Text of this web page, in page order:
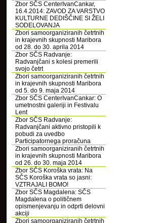
Zbor SČS CenterIvanCankar,
16.4.2014: ZAVOD ZA VARSTVO
KULTURNE DEDIŠČINE SI ŽELI
SODELOVANJA
Zbori samoorganiziranih četrtnih
in krajevnih skupnosti Maribora
od 28. do 30. aprila 2014
Zbor SČS Radvanje:
Radvanjčani s kolesi premerili
svojo četrt
Zbori samoorganiziranih četrtnih
in krajevnih skupnosti Maribora
od 5. do 9. maja 2014
Zbor SČS CenterIvanCankar: O
umetnostni galeriji in Festivalu
Lent
Zbor SČS Radvanje:
Radvanjčani aktivno pristopili k
pobudi za uvedbo
Participatornega proračuna
Zbori samoorganiziranih četrtnih
in krajevnih skupnosti Maribora
od 26. do 30. maja 2014
Zbor SČS Koroška vrata: Na
SČS Koroška vrata so jasni:
VZTRAJALI BOMO!
Zbor SČS Magdalena: SČS
Magdalena o političnem
opismenjevanju in odprti delovni
akciji
Zbori samoorganiziranih četrtnih